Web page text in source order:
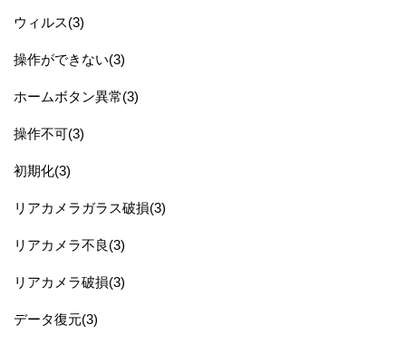
ウィルス(3)
操作ができない(3)
ホームボタン異常(3)
操作不可(3)
初期化(3)
リアカメラガラス破損(3)
リアカメラ不良(3)
リアカメラ破損(3)
データ復元(3)